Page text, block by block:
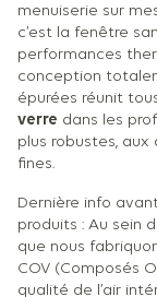
menuiserie sur
c’est la fenêtre
performances
conception
épurées réunit
verre dans les
plus robustes, aux
fines.
Dernière info
produits : Au sein
que nous
COV (Composés
qualité de l’air